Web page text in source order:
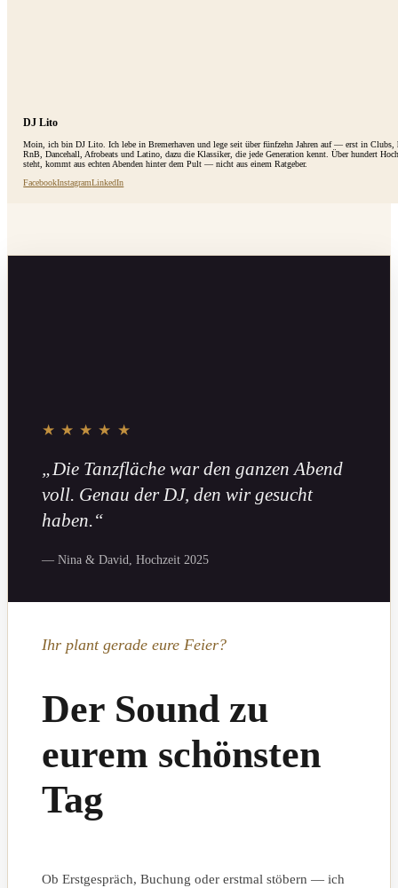
DJ Lito
Moin, ich bin DJ Lito. Ich lebe in Bremerhaven und lege seit über fünfzehn Jahren auf — erst in
RnB, Dancehall, Afrobeats und Latino, dazu die Klassiker, die jede Generation kennt. Über hundert
steht, kommt aus echten Abenden hinter dem Pult — nicht aus einem Ratgeber.
FacebookInstagramLinkedIn
★★★★★
„Die Tanzfläche war den ganzen Abend
voll. Genau der DJ, den wir gesucht
haben.“
— Nina & David, Hochzeit 2025
Ihr plant gerade eure Feier?
Der Sound zu
eurem schönsten
Tag
Ob Erstgespräch, Buchung oder erstmal stöbern — ich